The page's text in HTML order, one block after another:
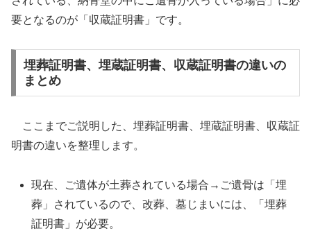
要となるのが「収蔵証明書」です。
埋葬証明書、埋蔵証明書、収蔵証明書の違いの
まとめ
ここまでご説明した、埋葬証明書、埋蔵証明書、収蔵証
明書の違いを整理します。
現在、ご遺体が土葬されている場合→ご遺骨は「埋
葬」されているので、改葬、墓じまいには、「埋葬
証明書」が必要。